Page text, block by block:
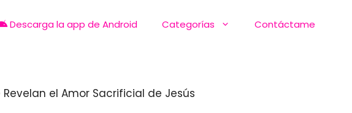
Descarga la app de Android Categorías Contáctame
el Amor Sacrificial de Jesús